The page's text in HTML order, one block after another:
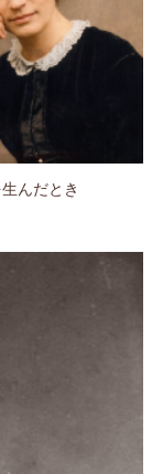
んだとき